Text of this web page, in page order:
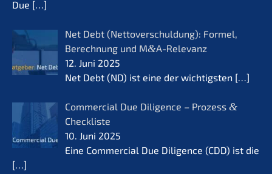
Due […]
Net Debt (Netto­ver­schul­dung): Formel,
Berech­nung und M&A-Relevanz
12. Juni 2025
Net Debt (ND) ist eine der wichtigs­ten […]
Commer­cial Due Diligence – Prozess &
Checkliste
10. Juni 2025
Eine Commer­cial Due Diligence (CDD) ist die
[…]